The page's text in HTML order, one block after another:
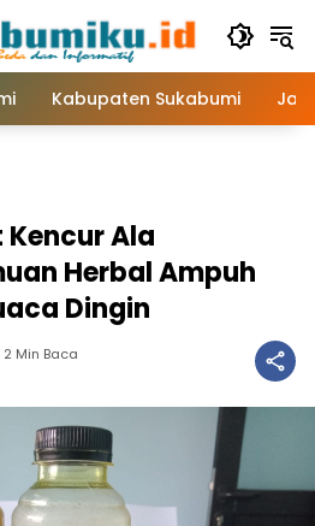
Kabupaten Sukabumi
Ala
Herbal Ampuh
Dingin
2 Min Baca